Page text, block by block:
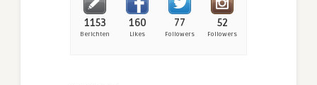
1153
Berichten
160
Likes
77
Followers
52
Followers